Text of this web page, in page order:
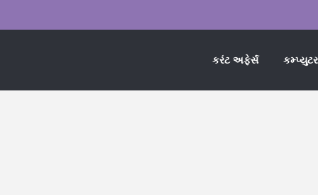
કરંટ અફેર્સ કમ્પ્યુટર